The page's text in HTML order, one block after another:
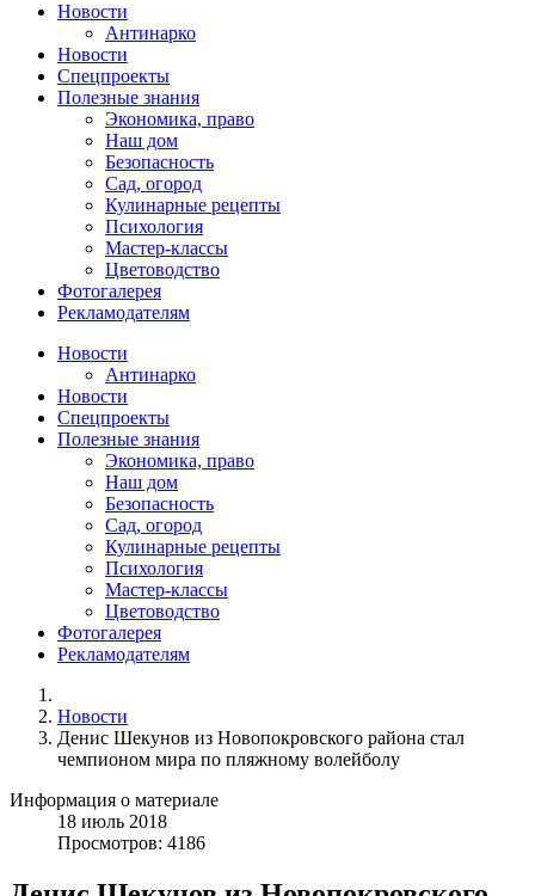
Новости
Антинарко
Новости
Спецпроекты
Полезные знания
Экономика, право
Наш дом
Безопасность
Сад, огород
Кулинарные рецепты
Психология
Мастер-классы
Цветоводство
Фотогалерея
Рекламодателям
Новости
Антинарко
Новости
Спецпроекты
Полезные знания
Экономика, право
Наш дом
Безопасность
Сад, огород
Кулинарные рецепты
Психология
Мастер-классы
Цветоводство
Фотогалерея
Рекламодателям
Новости
Денис Шекунов из Новопокровского района стал
чемпионом мира по пляжному волейболу
Информация о материале
18 июль 2018
Просмотров: 4186